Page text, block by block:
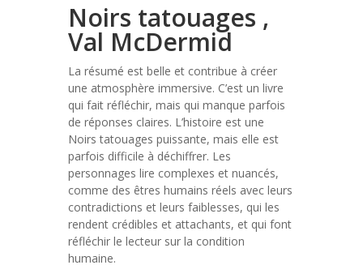
Noirs tatouages ,
Val McDermid
La résumé est belle et contribue à créer
une atmosphère immersive. C’est un livre
qui fait réfléchir, mais qui manque parfois
de réponses claires. L’histoire est une
Noirs tatouages puissante, mais elle est
parfois difficile à déchiffrer. Les
personnages lire complexes et nuancés,
comme des êtres humains réels avec leurs
contradictions et leurs faiblesses, qui les
rendent crédibles et attachants, et qui font
réfléchir le lecteur sur la condition
humaine.